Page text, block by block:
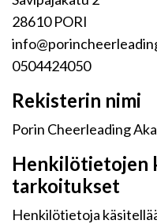
28610 PORI
0504424050
Rekisterin nimi
Porin Cheerleading
Henkilötietojen
tarkoitukset
Henkilötietoja